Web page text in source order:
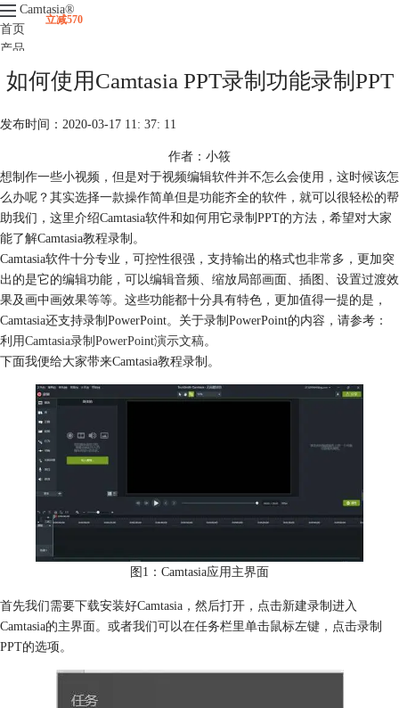
Camtasia®
首页
产品
下载
升级
立减570
视频课程
如何使用Camtasia PPT录制功能录制PPT
发布时间：2020-03-17 11: 37: 11
作者：小筱
想制作一些小视频，但是对于视频编辑软件并不怎么会使用，这时候该怎
么办呢？其实选择一款操作简单但是功能齐全的软件，就可以很轻松的帮
助我们，这里介绍Camtasia软件和如何用它录制PPT的方法，希望对大家
能了解Camtasia教程录制。
Camtasia软件十分专业，可控性很强，支持输出的格式也非常多，更加突
出的是它的编辑功能，可以编辑音频、缩放局部画面、插图、设置过渡效
果及画中画效果等等。这些功能都十分具有特色，更加值得一提的是，
Camtasia还支持录制PowerPoint。关于录制PowerPoint的内容，请参考：
利用Camtasia录制PowerPoint演示文稿。
下面我便给大家带来Camtasia教程录制。
图1：Camtasia应用主界面
首先我们需要下载安装好Camtasia，然后打开，点击新建录制进入
Camtasia的主界面。或者我们可以在任务栏里单击鼠标左键，点击录制
PPT的选项。